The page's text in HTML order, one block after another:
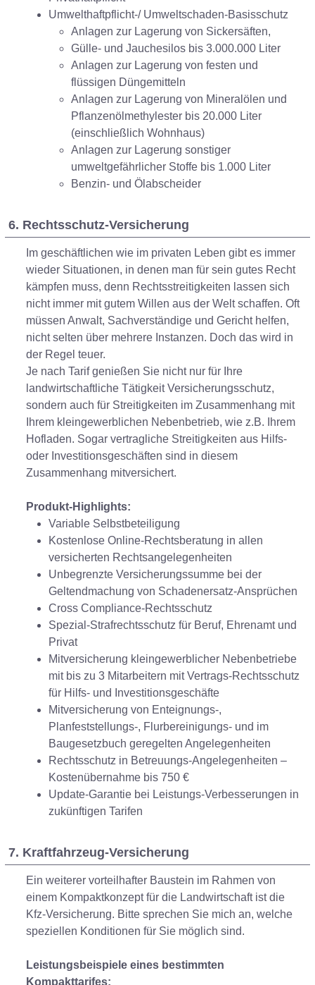
Umwelthaftpflicht-/ Umweltschaden-Basisschutz
Anlagen zur Lagerung von Sickersäften,
Gülle- und Jauchesilos bis 3.000.000 Liter
Anlagen zur Lagerung von festen und
flüssigen Düngemitteln
Anlagen zur Lagerung von Mineralölen und
Pflanzenölmethylester bis 20.000 Liter
(einschließlich Wohnhaus)
Anlagen zur Lagerung sonstiger
umweltgefährlicher Stoffe bis 1.000 Liter
Benzin- und Ölabscheider
6. Rechtsschutz-Versicherung
Im geschäftlichen wie im privaten Leben gibt es immer
wieder Situationen, in denen man für sein gutes Recht
kämpfen muss, denn Rechtsstreitigkeiten lassen sich
nicht immer mit gutem Willen aus der Welt schaffen. Oft
müssen Anwalt, Sachverständige und Gericht helfen,
nicht selten über mehrere Instanzen. Doch das wird in
der Regel teuer.
Je nach Tarif genießen Sie nicht nur für Ihre
landwirtschaftliche Tätigkeit Versicherungsschutz,
sondern auch für Streitigkeiten im Zusammenhang mit
Ihrem kleingewerblichen Nebenbetrieb, wie z.B. Ihrem
Hofladen. Sogar vertragliche Streitigkeiten aus Hilfs-
oder Investitionsgeschäften sind in diesem
Zusammenhang mitversichert.
Produkt-Highlights:
Variable Selbstbeteiligung
Kostenlose Online-Rechtsberatung in allen
versicherten Rechtsangelegenheiten
Unbegrenzte Versicherungssumme bei der
Geltendmachung von Schadenersatz-Ansprüchen
Cross Compliance-Rechtsschutz
Spezial-Strafrechtsschutz für Beruf, Ehrenamt und
Privat
Mitversicherung kleingewerblicher Nebenbetriebe
mit bis zu 3 Mitarbeitern mit Vertrags-Rechtsschutz
für Hilfs- und Investitionsgeschäfte
Mitversicherung von Enteignungs-,
Planfeststellungs-, Flurbereinigungs- und im
Baugesetzbuch geregelten Angelegenheiten
Rechtsschutz in Betreuungs-Angelegenheiten –
Kostenübernahme bis 750 €
Update-Garantie bei Leistungs-Verbesserungen in
zukünftigen Tarifen
7. Kraftfahrzeug-Versicherung
Ein weiterer vorteilhafter Baustein im Rahmen von
einem Kompaktkonzept für die Landwirtschaft ist die
Kfz-Versicherung. Bitte sprechen Sie mich an, welche
speziellen Konditionen für Sie möglich sind.
Leistungsbeispiele eines bestimmten
Kompakttarifes: